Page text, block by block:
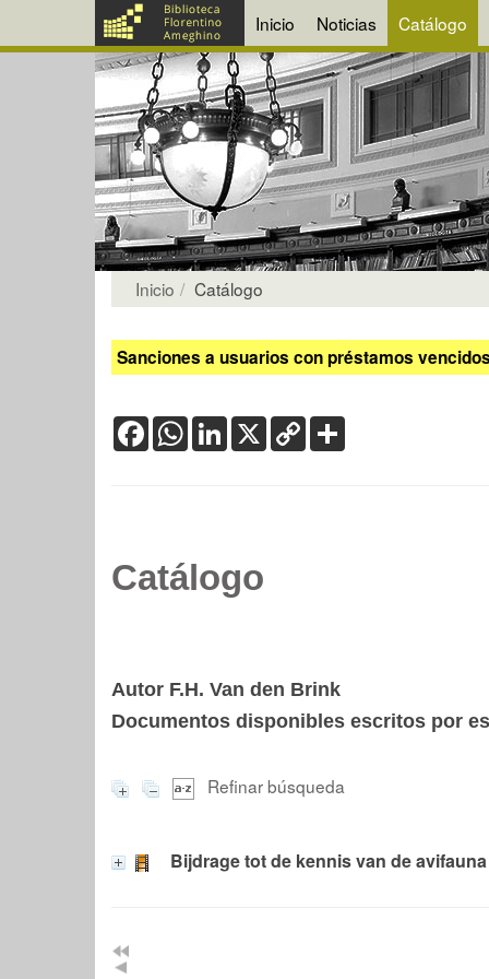
Inicio Noticias Catálogo
Inicio Catálogo
Sanciones a usuarios con préstamos
FacebookWhatsApp
LinkedIn
X Copy
Link
Catálogo
Autor F.H. Van den Brink
Documentos disponibles escritos por
Refinar búsqueda
Bijdrage tot de kennis van de